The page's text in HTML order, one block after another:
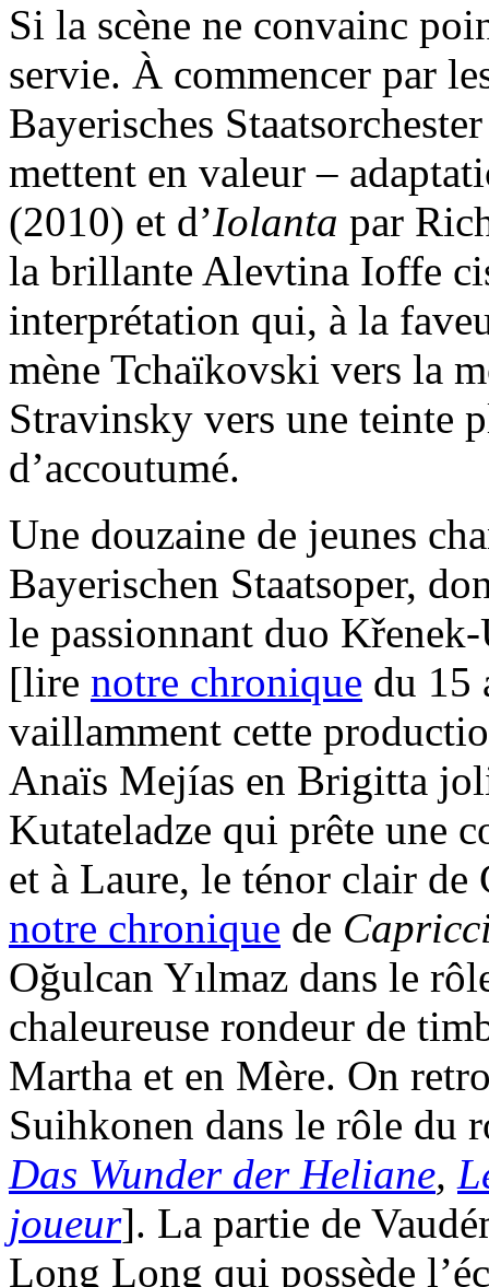
Si la scène ne convainc
servie. À commencer par
Bayerisches
mettent en valeur –
(2010) et d’Iolanta par
la brillante Alevtina Ioffe
interprétation qui, à la
mène Tchaïkovski vers la
Stravinsky vers une teinte
d’accoutumé.
Une douzaine de jeunes
Bayerischen Staatsoper,
le passionnant duo
[lire notre chronique du 15
vaillamment cette
Anaïs Mejías en Brigitta
Kutateladze qui prête une
et à Laure, le ténor clair
notre chronique de
Oğulcan Yılmaz dans le
chaleureuse rondeur de
Martha et en Mère. On
Suihkonen dans le rôle du
Das Wunder der Heliane,
joueur]. La partie de
Long Long qui possède